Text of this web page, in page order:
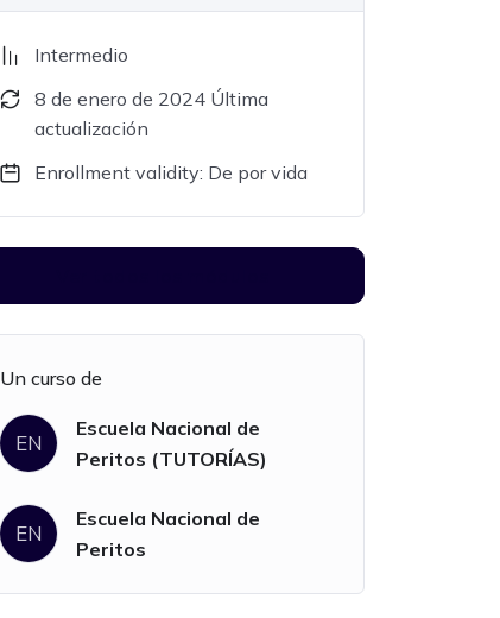
Intermedio
8 de enero de 2024 Última
actualización
Enrollment validity: De por vida
Un curso de
EN
Escuela Nacional de
Peritos (TUTORÍAS)
EN
Escuela Nacional de
Peritos